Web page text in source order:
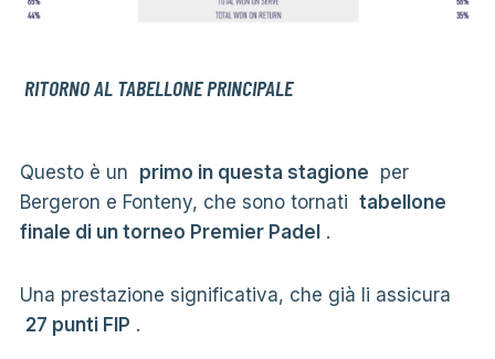
RITORNO AL TABELLONE PRINCIPALE
Questo è un primo in questa stagione per
Bergeron e Fonteny, che sono tornati tabellone
finale di un torneo Premier Padel.
Una prestazione significativa, che già li assicura
27 punti FIP .